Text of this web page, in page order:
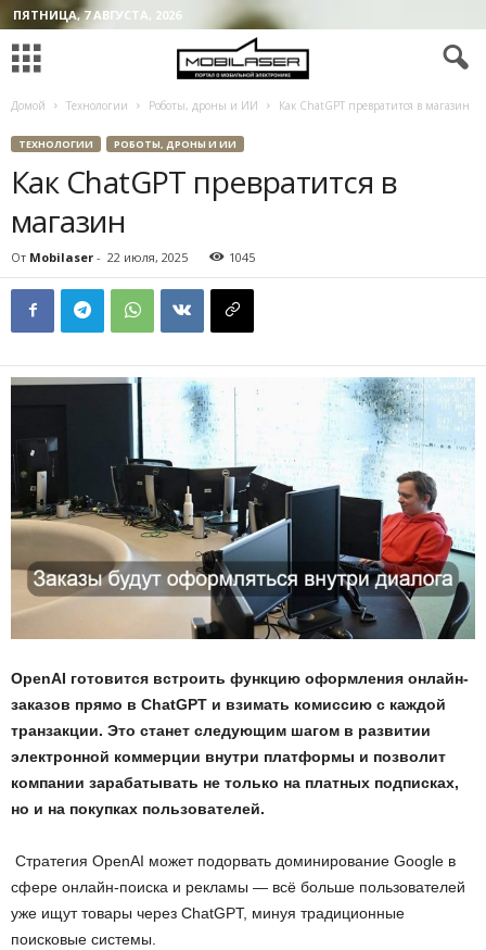
ПЯТНИЦА, 7 АВГУСТА, 2026
Домой Технологии Роботы, дроны и ИИ Как ChatGPT превратится в магазин
ТЕХНОЛОГИИ РОБОТЫ, ДРОНЫ И ИИ
Как ChatGPT превратится в
магазин
От Mobilaser - 22 июля, 2025 1045
OpenAI готовится встроить функцию оформления онлайн-
заказов прямо в ChatGPT и взимать комиссию с каждой
транзакции. Это станет следующим шагом в развитии
электронной коммерции внутри платформы и позволит
компании зарабатывать не только на платных подписках,
но и на покупках пользователей.
Стратегия OpenAI может подорвать доминирование Google в
сфере онлайн-поиска и рекламы — всё больше пользователей
уже ищут товары через ChatGPT, минуя традиционные
поисковые системы.